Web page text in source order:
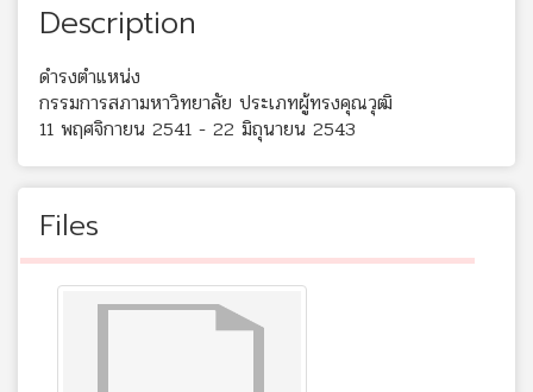
Description
ดำรงตำแหน่ง
กรรมการสภามหาวิทยาลัย ประเภทผู้ทรงคุณวุฒิ
11 พฤศจิกายน 2541 - 22 มิถุนายน 2543
Files